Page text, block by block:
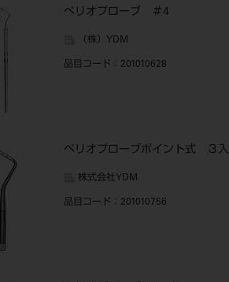
ぺリオプローブ ＃4
（株）YDM
品目コード ：201010628
ペリオプローブポイント式 ３入
株式会社YDM
品目コード ：201010756